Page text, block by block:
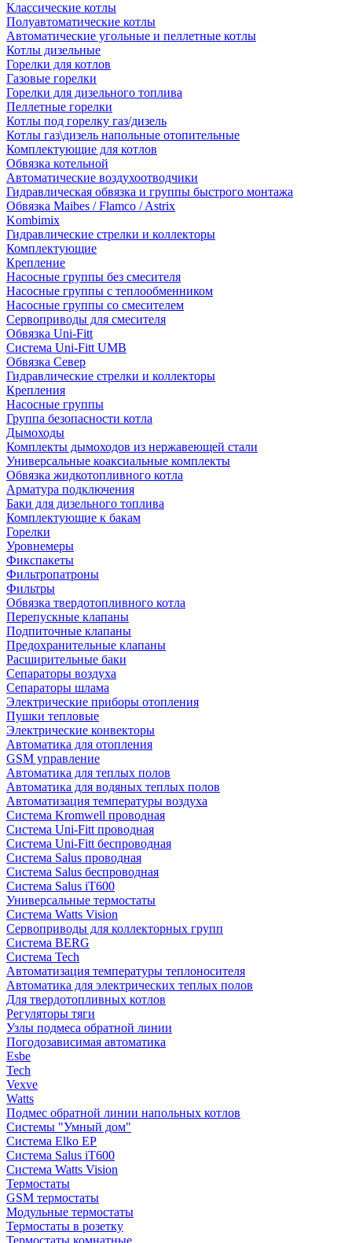
Классические котлы
Полуавтоматические котлы
Автоматические угольные и пеллетные котлы
Котлы дизельные
Горелки для котлов
Газовые горелки
Горелки для дизельного топлива
Пеллетные горелки
Котлы под горелку газ/дизель
Котлы газ\дизель напольные отопительные
Комплектующие для котлов
Обвязка котельной
Автоматические воздухоотводчики
Гидравлическая обвязка и группы быстрого монтажа
Обвязка Maibes / Flamco / Astrix
Kombimix
Гидравлические стрелки и коллекторы
Комплектующие
Крепление
Насосные группы без смесителя
Насосные группы с теплообменником
Насосные группы со смесителем
Сервоприводы для смесителя
Обвязка Uni-Fitt
Система Uni-Fitt UMB
Обвязка Север
Гидравлические стрелки и коллекторы
Крепления
Насосные группы
Группа безопасности котла
Дымоходы
Комплекты дымоходов из нержавеющей стали
Универсальные коаксиальные комплекты
Обвязка жидкотопливного котла
Арматура подключения
Баки для дизельного топлива
Комплектующие к бакам
Горелки
Уровнемеры
Фикспакеты
Фильтропатроны
Фильтры
Обвязка твердотопливного котла
Перепускные клапаны
Подпиточные клапаны
Предохранительные клапаны
Расширительные баки
Сепараторы воздуха
Сепараторы шлама
Электрические приборы отопления
Пушки тепловые
Электрические конвекторы
Автоматика для отопления
GSM управление
Автоматика для теплых полов
Автоматика для водяных теплых полов
Автоматизация температуры воздуха
Система Kromwell проводная
Система Uni-Fitt проводная
Система Uni-Fitt беспроводная
Система Salus проводная
Система Salus беспроводная
Система Salus iT600
Универсальные термостаты
Система Watts Vision
Сервоприводы для коллекторных групп
Система BERG
Система Tech
Автоматизация температуры теплоносителя
Автоматика для электрических теплых полов
Для твердотопливных котлов
Регуляторы тяги
Узлы подмеса обратной линии
Погодозависимая автоматика
Esbe
Tech
Vexve
Watts
Подмес обратной линии напольных котлов
Системы "Умный дом"
Система Elko EP
Система Salus iT600
Система Watts Vision
Термостаты
GSM термостаты
Модульные термостаты
Термостаты в розетку
Термостаты комнатные